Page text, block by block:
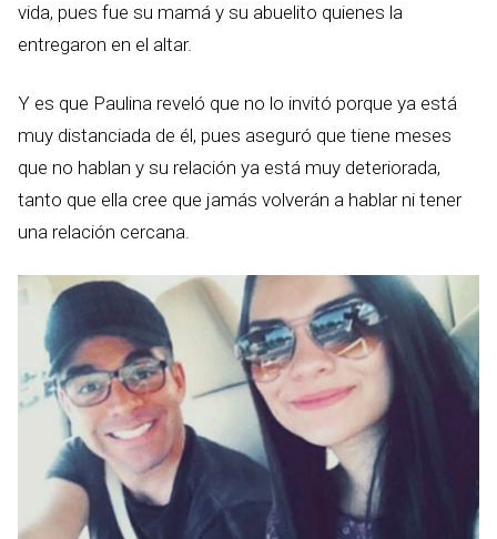
vida, pues fue su mamá y su abuelito quienes la
entregaron en el altar.
Y es que Paulina reveló que no lo invitó porque ya está
muy distanciada de él, pues aseguró que tiene meses
que no hablan y su relación ya está muy deteriorada,
tanto que ella cree que jamás volverán a hablar ni tener
una relación cercana.